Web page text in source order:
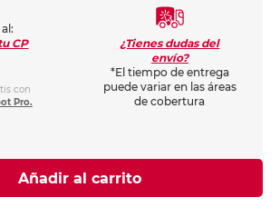
CP
con
Pro.
¿Tienes dudas del
envío?
*El tiempo de entrega
puede variar en las áreas
de cobertura
Añadir al carrito